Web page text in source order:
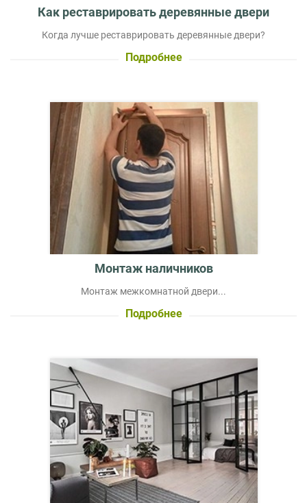
Как реставрировать деревянные двери
Когда лучше реставрировать деревянные двери?
Подробнее
Монтаж наличников
Монтаж межкомнатной двери...
Подробнее